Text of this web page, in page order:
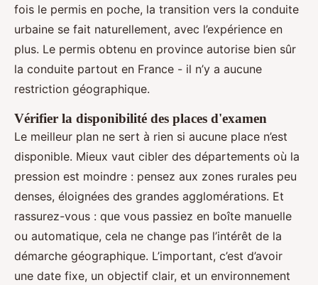
fois le permis en poche, la transition vers la conduite
urbaine se fait naturellement, avec l’expérience en
plus. Le permis obtenu en province autorise bien sûr
la conduite partout en France - il n’y a aucune
restriction géographique.
Vérifier la disponibilité des places d'examen
Le meilleur plan ne sert à rien si aucune place n’est
disponible. Mieux vaut cibler des départements où la
pression est moindre : pensez aux zones rurales peu
denses, éloignées des grandes agglomérations. Et
rassurez-vous : que vous passiez en boîte manuelle
ou automatique, cela ne change pas l’intérêt de la
démarche géographique. L’important, c’est d’avoir
une date fixe, un objectif clair, et un environnement